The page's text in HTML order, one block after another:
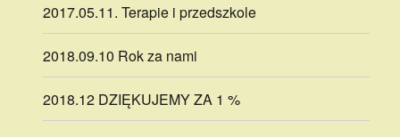
2017.05.11. Terapie i przedszkole
2018.09.10 Rok za nami
2018.12 DZIĘKUJEMY ZA 1 %